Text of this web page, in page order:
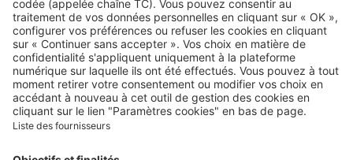
Qui sommes-nous ?
Contacter le service client
Nous rejoindre
Presse